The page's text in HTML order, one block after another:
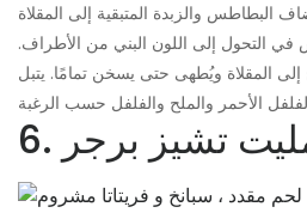
البطاطس والزبدة المتبقية إلى المقلاة
التحول إلى اللون البني من الأطراف.
المقلاة ويُطهى حتى يسخن تمامًا. يتبل
تشيز برجر